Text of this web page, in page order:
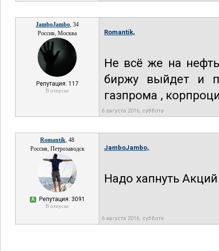
JamboJambo, 34
Россия, Москва
Репутация: 117
В отпуске
Romantik,
Не всё же на
биржу выйдет и
газпрома ,
6 августа 2016, суббота
Romantik, 48
Россия, Петрозаводск
А Репутация: 3091
В отпуске
JamboJambo,
Надо хапнуть
6 августа 2016, суббота